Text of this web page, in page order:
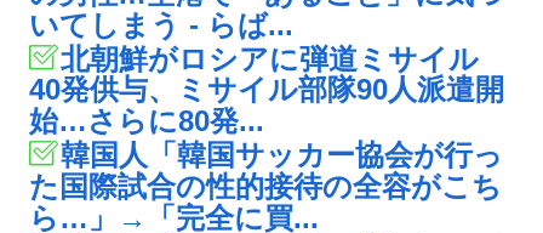
いてしまう - らば...
北朝鮮がロシアに弾道ミサイル
40発供与、ミサイル部隊90人派遣開
始…さらに80発...
韓国人「韓国サッカー協会が行っ
た国際試合の性的接待の全容がこち
ら…」→「完全に買...